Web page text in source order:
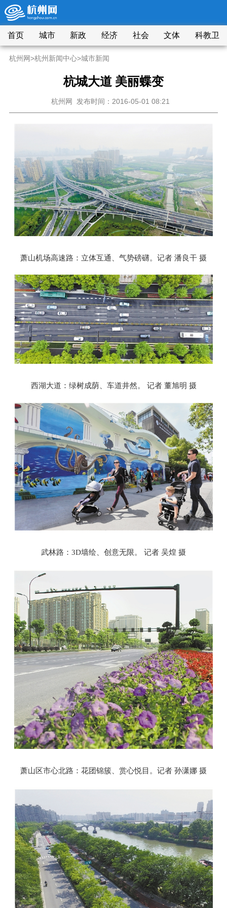
首页 城市 新政 经济 社会 文体 科教卫
杭州网>杭州新闻中心>城市新闻
杭城大道 美丽蝶变
杭州网 发布时间：2016-05-01 08:21
萧山机场高速路：立体互通、气势磅礴。记者 潘良干 摄
西湖大道：绿树成荫、车道井然。 记者 董旭明 摄
武林路：3D墙绘、创意无限。 记者 吴煌 摄
萧山区市心北路：花团锦簇、赏心悦目。记者 孙潇娜 摄